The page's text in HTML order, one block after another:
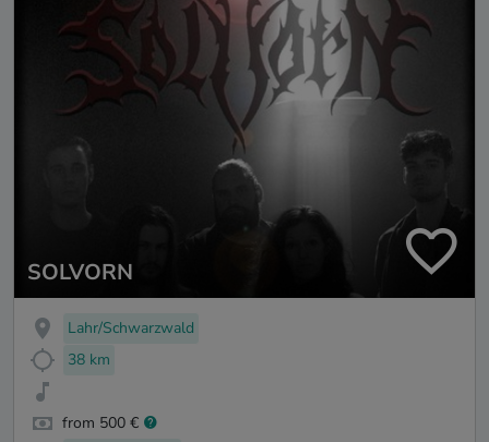
SOLVORN
Lahr/Schwarzwald
38 km
from 500 €